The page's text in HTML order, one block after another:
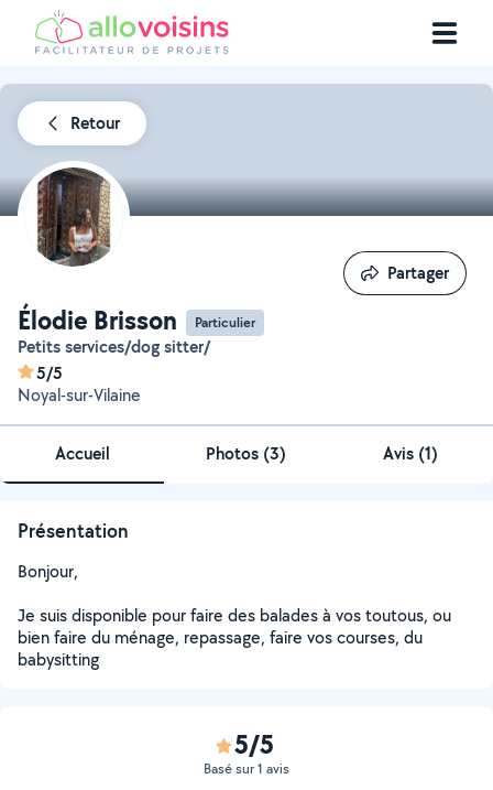
Retour
Élodie Brisson Particulier
Petits services/dog sitter/
5/5
Noyal-sur-Vilaine
Partager
Partager
Accueil Photos (3) Avis (1)
Présentation
Bonjour,
Je suis disponible pour faire des balades à vos toutous, ou
bien faire du ménage, repassage, faire vos courses, du
babysitting
5/5
Basé sur 1 avis